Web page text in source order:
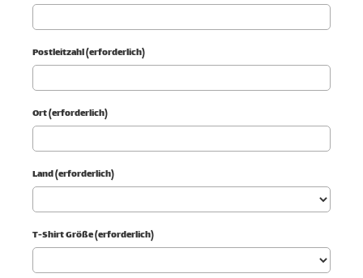
Postleitzahl (erforderlich)
Ort (erforderlich)
Land (erforderlich)
T-Shirt Größe (erforderlich)